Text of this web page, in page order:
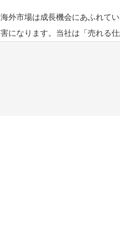
海外市場は成長機会にあふれて
害になります。当社は「売れる